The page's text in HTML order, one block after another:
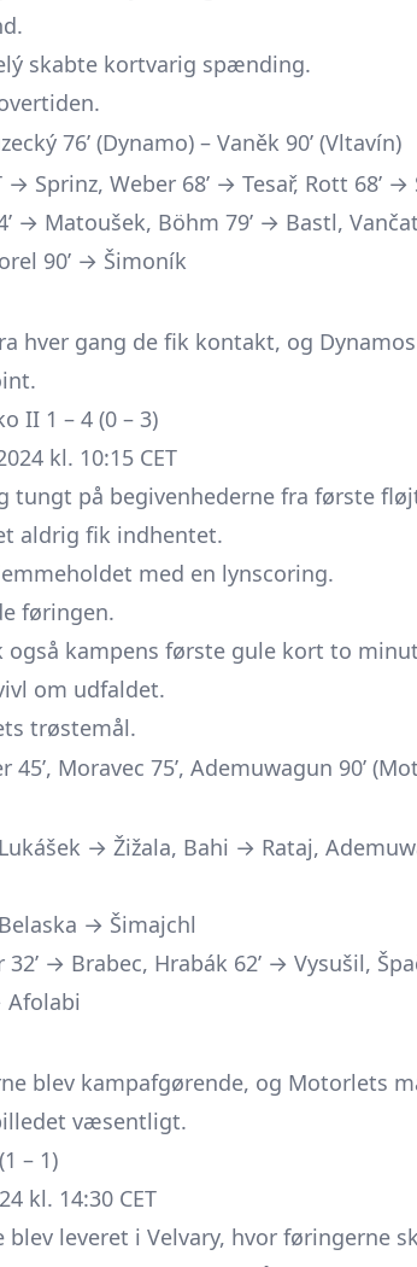
skabte kortvarig spænding.
76’ (Dynamo) – Vaněk 90’ (Vltavín)
Sprinz, Weber 68’ → Tesař, Rott 68’ →
→ Matoušek, Böhm 79’ → Bastl,
90’ → Šimoník
hver gang de fik kontakt, og
II 1 – 4 (0 – 3)
kl. 10:15 CET
tungt på begivenhederne fra første
aldrig fik indhentet.
med en lynscoring.
føringen.
kampens første gule kort to
om udfaldet.
trøstemål.
45’, Moravec 75’, Ademuwagun 90’
Lukášek → Žižala, Bahi → Rataj,
→ Šimajchl
32’ → Brabec, Hrabák 62’ → Vysušil,
Afolabi
blev kampafgørende, og Motorlets
væsentligt.
– 1)
kl. 14:30 CET
leveret i Velvary, hvor føringerne